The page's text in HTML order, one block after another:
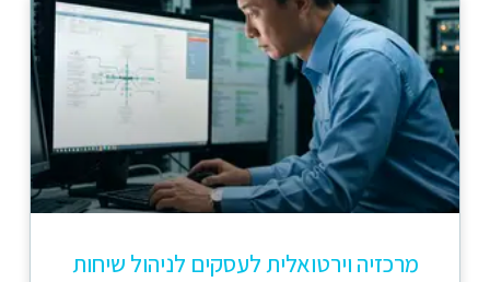
מרכזיה וירטואלית לעסקים לניהול שיחות